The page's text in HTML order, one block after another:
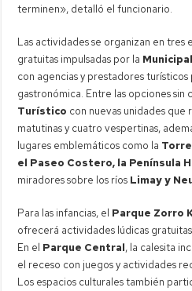
terminen», detalló el funcionario.
Las actividades se organizan en tres
gratuitas impulsadas por la
con agencias y prestadores
gastronómica. Entre las opciones sin
Turístico con nuevas unidades que
matutinas y cuatro vespertinas,
lugares emblemáticos como la
el Paseo Costero, la Península
miradores sobre los ríos Limay y
Para las infancias, el Parque Zorro
ofrecerá actividades lúdicas gratuitas
En el Parque Central, la calesita
el receso con juegos y actividades
Los espacios culturales también